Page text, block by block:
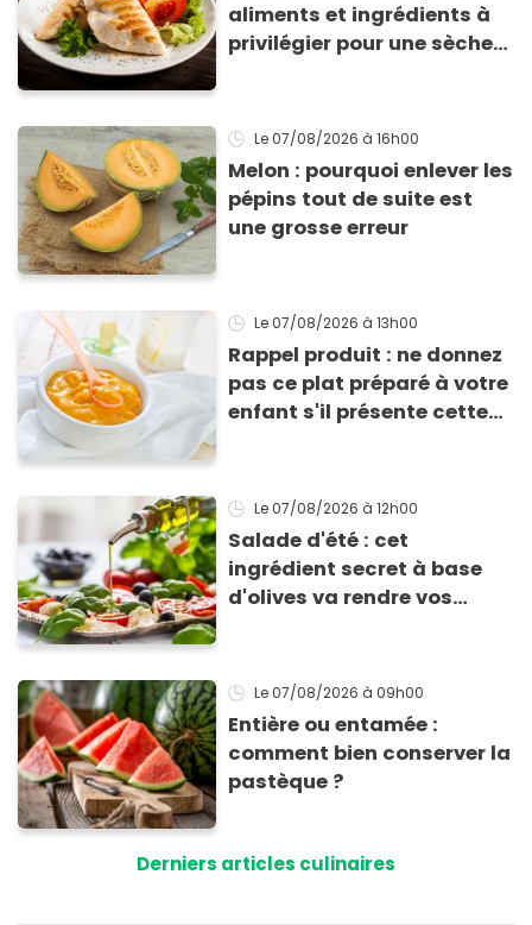
aliments et ingrédients à
privilégier pour une sèche
Le 07/08/2026 à 16h00
Melon : pourquoi enlever les
pépins tout de suite est
une grosse erreur
Le 07/08/2026 à 13h00
Rappel produit : ne donnez
pas ce plat préparé à votre
enfant s'il présente cette
Le 07/08/2026 à 12h00
Salade d'été : cet
ingrédient secret à base
d'olives va rendre vos
Le 07/08/2026 à 09h00
Entière ou entamée :
comment bien conserver la
pastèque ?
Derniers articles culinaires